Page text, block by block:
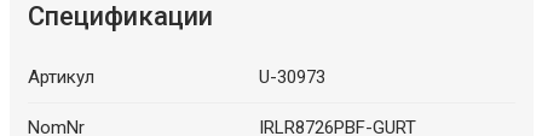
Спецификации
Артикул U-30973
NomNr IRLR8726PBF-GURT